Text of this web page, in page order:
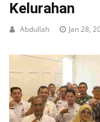
Kelurahan
Abdullah Jan 28,